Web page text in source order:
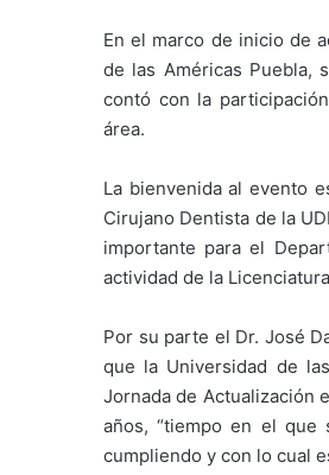
En el marco de inicio de
de las Américas Puebla,
contó con la
área.
La bienvenida al evento
Cirujano Dentista de la
importante para el
actividad de la
Por su parte el Dr. José
que la Universidad de
Jornada de Actualización
años, “tiempo en el que
cumpliendo y con lo cual